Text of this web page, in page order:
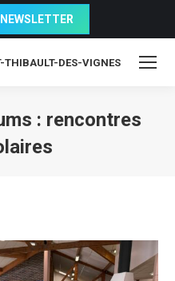
NEWSLETTER
THIBAULT-DES-VIGNES
: rencontres